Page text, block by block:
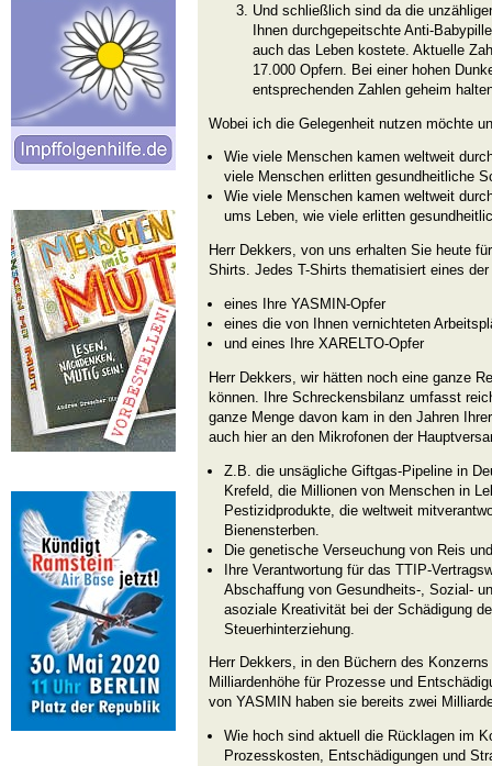
Und schließlich sind da die
Ihnen durchgepeitschte Anti-
auch das Leben kostete. Aktuelle
17.000 Opfern. Bei einer hohen
entsprechenden Zahlen geheim
Wobei ich die Gelegenheit nutzen möchte
Wie viele Menschen kamen weltweit
viele Menschen erlitten gesundheitliche
Wie viele Menschen kamen weltweit
ums Leben, wie viele erlitten
Herr Dekkers, von uns erhalten Sie heute
Shirts. Jedes T-Shirts thematisiert eines
eines Ihre YASMIN-Opfer
eines die von Ihnen vernichteten
und eines Ihre XARELTO-Opfer
Herr Dekkers, wir hätten noch eine ganze
können. Ihre Schreckensbilanz umfasst
ganze Menge davon kam in den Jahren
auch hier an den Mikrofonen der
Z.B. die unsägliche Giftgas-Pipeline in
Krefeld, die Millionen von Menschen in
Pestizidprodukte, die weltweit
Bienensterben.
Die genetische Verseuchung von Reis
Ihre Verantwortung für das TTIP-
Abschaffung von Gesundheits-, Sozial-
asoziale Kreativität bei der Schädigung
Steuerhinterziehung.
Herr Dekkers, in den Büchern des
Milliardenhöhe für Prozesse und
von YASMIN haben sie bereits zwei
Wie hoch sind aktuell die Rücklagen im
Prozesskosten, Entschädigungen und